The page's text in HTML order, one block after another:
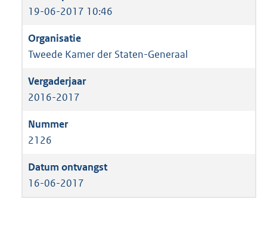
19-06-2017 10:46
Tweede Kamer der Staten-Generaal
2016-2017
2126
16-06-2017